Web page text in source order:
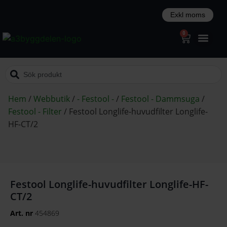
0
Hem /Webbutik/ - Festool -/ Festool - Dammsuga /
Festool - Filter / Festool Longlife-huvudfilter Longlife-
HF-CT/2
Festool Longlife-huvudfilter Longlife-HF-
CT/2
Art. nr 454869